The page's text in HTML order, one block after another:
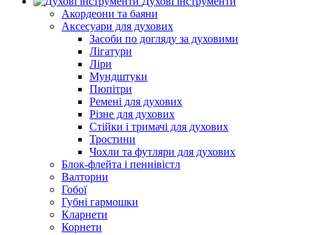
Акордеони та баяни
Аксесуари для духових
Засоби по догляду за духовими
Лігатури
Ліри
Мундштуки
Пюпітри
Ремені для духових
Різне для духових
Стійки і тримачі для духових
Тростини
Чохли та футляри для духових
Блок-флейта і пеннівістл
Валторни
Гобої
Губні гармошки
Кларнети
Корнети